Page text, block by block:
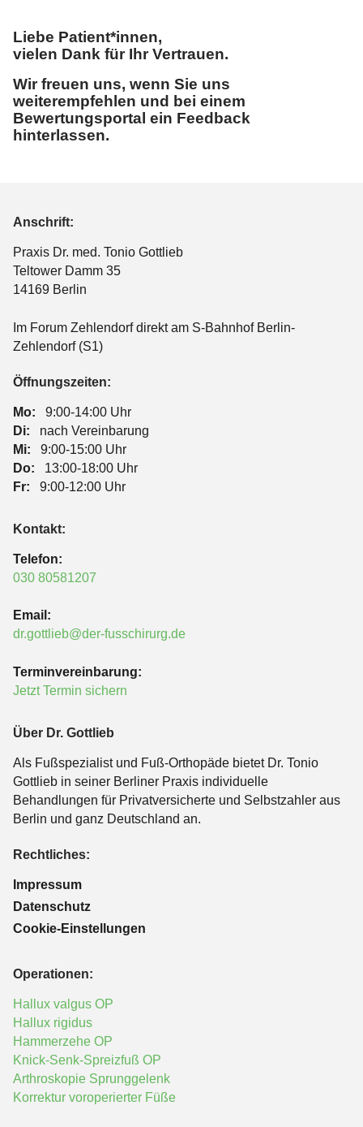
Liebe Patient*innen,
vielen Dank für Ihr Vertrauen.
Wir freuen uns, wenn Sie uns
weiterempfehlen und bei einem
Bewertungsportal ein Feedback
hinterlassen.
Anschrift:
Praxis Dr. med. Tonio Gottlieb
Teltower Damm 35
14169 Berlin
Im Forum Zehlendorf direkt am S-Bahnhof Berlin-
Zehlendorf (S1)
Öffnungszeiten:
Mo:
9:00-14:00 Uhr
Di:
nach Vereinbarung
Mi:
9:00-15:00 Uhr
Do:
13:00-18:00 Uhr
Fr:
9:00-12:00 Uhr
Kontakt:
Telefon:
030 80581207
Email:
dr.gottlieb@der-fusschirurg.de
Terminvereinbarung:
Jetzt Termin sichern
Operationen:
Hallux valgus OP
Hallux rigidus
Hammerzehe OP
Knick-Senk-Spreizfuß OP
Arthroskopie Sprunggelenk
Korrektur voroperierter Füße
Über Dr. Gottlieb
Als Fußspezialist und Fuß-Orthopäde bietet Dr. Tonio
Gottlieb in seiner Berliner Praxis individuelle
Behandlungen für Privatversicherte und Selbstzahler aus
Berlin und ganz Deutschland an.
Rechtliches:
Impressum
Datenschutz
Cookie-Einstellungen